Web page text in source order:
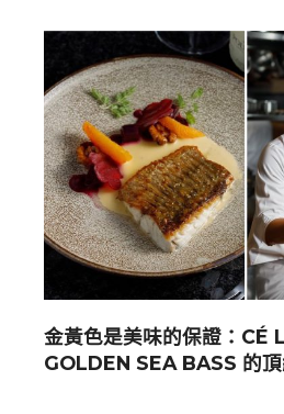
金黃色是美味的保證：
GOLDEN SEA BASS 的